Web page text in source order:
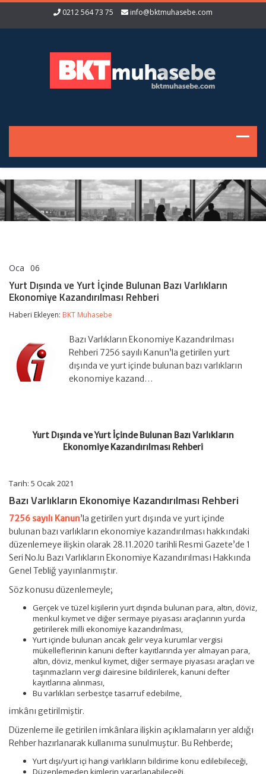
0212 564 73 75 info@bktmuhasebe.com
Oca 06
ve
Yurt
Bulunan
Varlıkların
Ekonomiye
Kazandırılması
Rehberi
Yurt Dışında ve Yurt İçinde Bulunan Bazı Varlıkların
Ekonomiye Kazandırılması Rehberi
Haberi Ekleyen: BKT Muhasebe
Bazı Varlıkların Ekonomiye Kazandırılması
Rehberi 7256 sayılı Kanun’la getirilen yurt
dışında ve yurt içinde bulunan bazı varlıkların
ekonomiye kazand…
Yurt Dışında ve Yurt İçinde Bulunan Bazı Varlıkların
Ekonomiye Kazandırılması Rehberi
Tarih: 5 Ocak 2021
Bazı Varlıkların Ekonomiye Kazandırılması Rehberi
7256 sayılı Kanun’la getirilen yurt dışında ve yurt içinde
bulunan bazı varlıkların ekonomiye kazandırılması hakkındaki
düzenlemeye ilişkin olarak 28.11.2020 tarihli Resmi Gazete’de 1
Seri No.lu Bazı Varlıkların Ekonomiye Kazandırılması Hakkında
Genel Tebliğ yayınlanmıştır.
Söz konusu düzenlemeyle;
Gerçek ve tüzel kişilerin yurt dışında bulunan para, altın, döviz,
menkul kıymet ve diğer sermaye piyasası araçlarının yurda
getirilerek milli ekonomiye kazandırılması,
Yurt içinde bulunan ancak gelir veya kurumlar vergisi
mükelleflerinin kanuni defter kayıtlarında yer almayan para,
altın, döviz, menkul kıymet, diğer sermaye piyasası araçları ve
taşınmazların vergi dairesine bildirilerek, kanuni defter
kayıtlarına alınması,
Bu varlıkları serbestçe tasarruf edebilme,
imkânı getirilmiştir.
Düzenleme ile getirilen imkânlara ilişkin açıklamaların yer aldığı
Rehber hazırlanarak kullanıma sunulmuştur. Bu Rehberde;
Yurt dışı/yurt içi hangi varlıkların bildirime konu edilebileceği,
Düzenlemeden kimlerin yararlanabileceği,